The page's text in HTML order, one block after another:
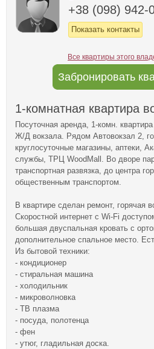
+38 (098) 942-
Показать контакты
Все квартиры этого
Забронировать
1-комнатная квартира
Посуточная аренда, 1-комн.
Ж/Д вокзала. Рядом Автовокзал 2,
круглосуточные магазины, аптеки,
службы, ТРЦ WoodMall. Во дворе
транспортная развязка, до центра
общественным транспортом.
В квартире сделан ремонт, горячая
Скоростной интернет с Wi-Fi
большая двуспальная кровать с
дополнительное спальное место.
Из бытовой техники:
- кондиционер
- стиральная машина
- холодильник
- микроволновка
- ТВ плазма
- посуда, полотенца
- фен
- утюг, гладильная доска.